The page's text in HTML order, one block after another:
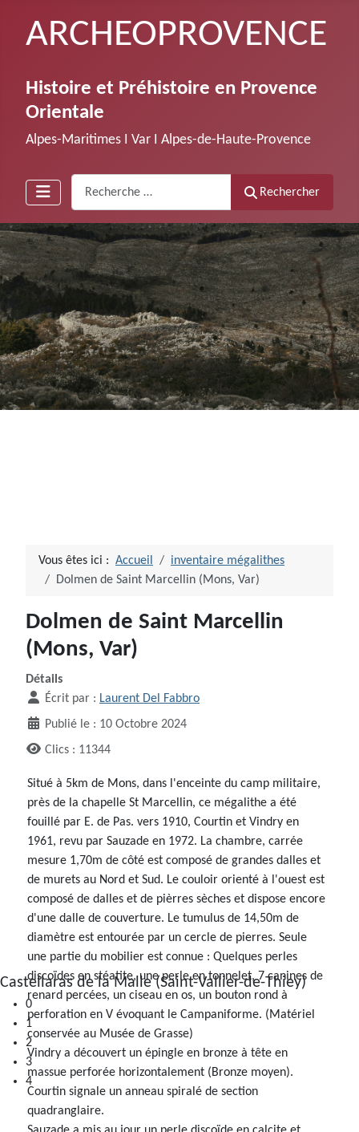
ARCHEOPROVENCE
Histoire et Préhistoire en Provence
Orientale
Alpes-Maritimes Ι Var Ι Alpes-de-Haute-Provence
Rechercher
Castellaras de la Malle (Saint-Vallier-de-Thiey)
0
1
2
3
4
Vous êtes ici : Accueil
inventaire mégalithes
Dolmen de Saint Marcellin (Mons, Var)
Dolmen de Saint Marcellin
(Mons, Var)
Détails
Écrit par : Laurent Del Fabbro
Publié le : 10 Octobre 2024
Clics : 11344
Situé à 5km de Mons, dans l'enceinte du camp militaire,
près de la chapelle St Marcellin, ce mégalithe a été
fouillé par E. de Pas. vers 1910, Courtin et Vindry en
1961, revu par Sauzade en 1972. La chambre, carrée
mesure 1,70m de côté est composé de grandes dalles et
de murets au Nord et Sud. Le couloir orienté à l'ouest est
composé de dalles et de pièrres sèches et dispose encore
d'une dalle de couverture. Le tumulus de 14,50m de
diamètre est entourée par un cercle de pierres. Seule
une partie du mobilier est connue : Quelques perles
discoïdes en stéatite, une perle en tonnelet, 7 canines de
renard percées, un ciseau en os, un bouton rond à
perforation en V évoquant le Campaniforme. (Matériel
conservée au Musée de Grasse)
Vindry a découvert un épingle en bronze à tête en
massue perforée horizontalement (Bronze moyen).
Courtin signale un anneau spiralé de section
quadranglaire.